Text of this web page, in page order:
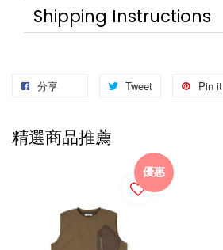
Shipping Instructions
分享 Tweet Pin it
精選商品推薦
優惠